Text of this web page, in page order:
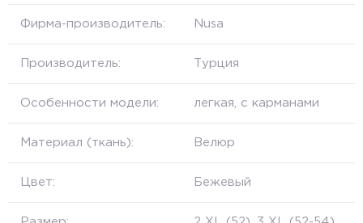
Фирма-производитель: Nusa
Производитель: Турция
Особенности модели: легкая, с карманами
Материал (ткань): Велюр
Цвет: Бежевый